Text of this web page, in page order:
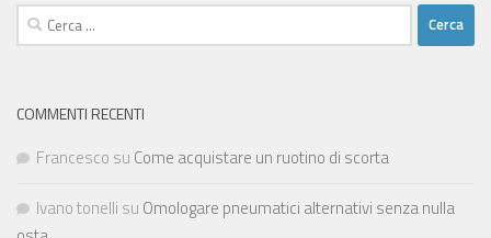
Ricerca
per:
COMMENTI RECENTI
Francesco su Come acquistare un ruotino di scorta
Ivano tonelli su Omologare pneumatici alternativi senza nulla